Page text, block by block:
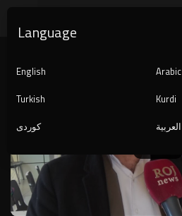
Player
Language
English
Arabic
Turkish
Kurdi
کوردی
العربية